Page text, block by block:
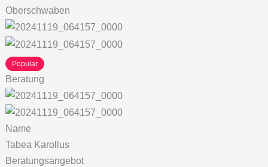
Oberschwaben
Popular
Beratung
Name
Tabea Karollus
Beratungsangebot